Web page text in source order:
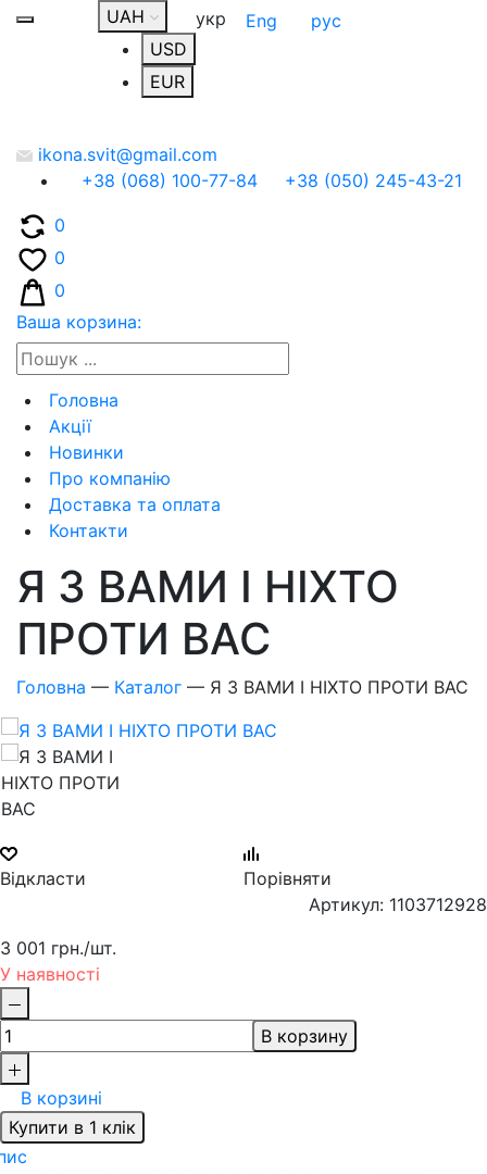
UAH
USD
EUR
укр Eng рус
ikona.svit@gmail.com
+38 (068) 100-77-84
+38 (050) 245-43-21
0
0
0
Ваша корзина:
Головна
Акції
Новинки
Про компанію
Доставка та оплата
Контакти
Я З ВАМИ І НІХТО
ПРОТИ ВАС
Головна — Каталог — Я З ВАМИ І НІХТО ПРОТИ ВАС
Відкласти
Порівняти
Артикул: 1103712928
3 001 грн./шт.
У наявності
В корзину
В корзині
Купити в 1 клік